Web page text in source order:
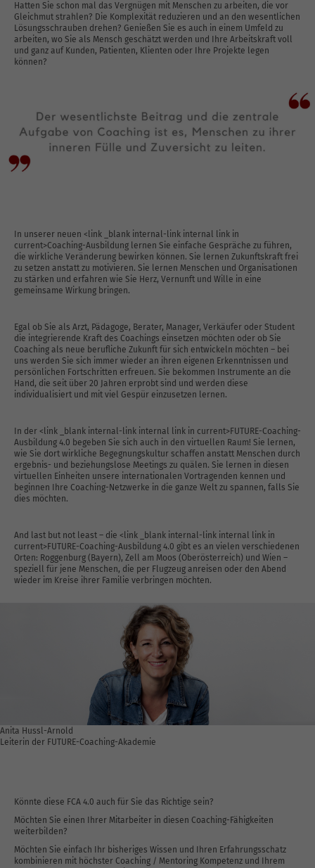
Hatten Sie schon mal das Vergnügen mit Menschen zu arbeiten, die vor
Gleichmut strahlen? Die Komplexität reduzieren und an den wesentlichen
Lösungsschrauben drehen? Genießen Sie es auch in einem Umfeld zu
arbeiten, wo Sie als Mensch geschätzt werden und Ihre Arbeitskraft voll
und ganz auf Kunden, Patienten, Klienten oder Ihre Projekte legen
können?
In unserer neuen <link _blank internal-link internal link in
current>Coaching-Ausbildung lernen Sie einfache Gespräche zu führen,
die wirkliche Veränderung bewirken können. Sie lernen Zukunftskraft frei
zu setzen anstatt zu motivieren. Sie lernen Menschen und Organisationen
zu stärken und erfahren wie Sie Herz, Vernunft und Wille in eine
gemeinsame Wirkung bringen.
Egal ob Sie als Arzt, Pädagoge, Berater, Manager, Verkäufer oder Student
die integrierende Kraft des Coachings einsetzen möchten oder ob Sie
Coaching als neue berufliche Zukunft für sich entwickeln möchten – bei
uns werden Sie sich immer wieder an ihren eigenen Erkenntnissen und
persönlichen Fortschritten erfreuen. Sie bekommen Instrumente an die
Hand, die seit über 20 Jahren erprobt sind und werden diese
individualisiert und mit viel Gespür einzusetzen lernen.
In der <link _blank internal-link internal link in current>FUTURE-Coaching-
Ausbildung 4.0 begeben Sie sich auch in den virtuellen Raum! Sie lernen,
wie Sie dort wirkliche Begegnungskultur schaffen anstatt Menschen durch
ergebnis- und beziehungslose Meetings zu quälen. Sie lernen in diesen
virtuellen Einheiten unsere internationalen Vortragenden kennen und
beginnen Ihre Coaching-Netzwerke in die ganze Welt zu spannen, falls Sie
dies möchten.
And last but not least – die <link _blank internal-link internal link in
current>FUTURE-Coaching-Ausbildung 4.0 gibt es an vielen verschiedenen
Orten: Roggenburg (Bayern), Zell am Moos (Oberösterreich) und Wien –
speziell für jene Menschen, die per Flugzeug anreisen oder den Abend
wieder im Kreise ihrer Familie verbringen möchten.
Anita Hussl-Arnold
Leiterin der FUTURE-Coaching-Akademie
Könnte diese FCA 4.0 auch für Sie das Richtige sein?
Möchten Sie einen Ihrer Mitarbeiter in diesen Coaching-Fähigkeiten
weiterbilden?
Möchten Sie einfach Ihr bisheriges Wissen und Ihren Erfahrungsschatz
kombinieren mit höchster Coaching / Mentoring Kompetenz und Ihrem